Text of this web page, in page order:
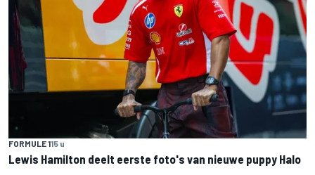
FORMULE 115 u
Lewis Hamilton deelt eerste foto's van nieuwe puppy Halo